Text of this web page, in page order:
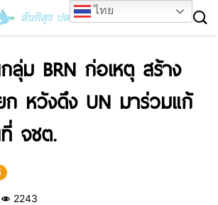
ลุ่ม BRN ก่อเหตุ สร้าง
ก หวังดึง UN มาร่วมแก้
จชต.
2243
ไทย